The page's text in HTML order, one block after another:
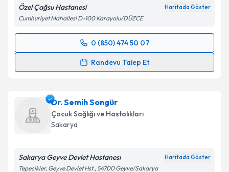
Kişisel verilerimin işlenmesine ilişkin
Metni'ni okudum ve kişisel verilerimin belirtilen
kapsamda işlenmesini kabul ediyorum.
Takvim Talebini Gönder
Özel Çağsu Hastanesi Haritada Göster
Cumhuriyet Mahallesi D-100 Karayolu/DÜZCE
0 (850) 474 50 07
Randevu Talep Et
Randevu Takvimi Talebi
için bir takvim hazırlandığında e-posta ile
bilgilendireceğiz.
Dr. Semih Songür
Çocuk Sağlığı ve Hastalıkları
Sakarya
Sakarya Geyve Devlet Hastanesı Haritada Göster
Tepecikler, Geyve Devlet Hst., 54700 Geyve/Sakarya